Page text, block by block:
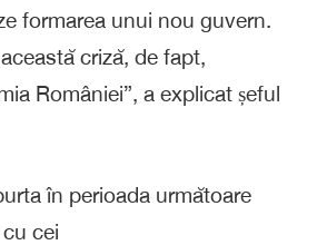
formarea unui nou guvern.
criză, de fapt,
României”, a explicat șeful
în perioada următoare
cei